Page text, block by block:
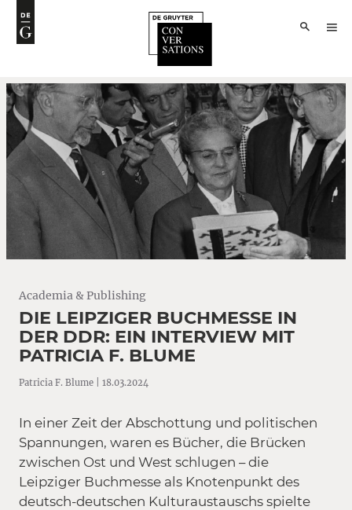
Academia & Publishing
DIE LEIPZIGER BUCHMESSE IN
DER DDR: EIN INTERVIEW MIT
PATRICIA F. BLUME
Patricia F. Blume | 18.03.2024
In einer Zeit der Abschottung und politischen
Spannungen, waren es Bücher, die Brücken
zwischen Ost und West schlugen – die
Leipziger Buchmesse als Knotenpunkt des
deutsch-deutschen Kulturaustauschs spielte